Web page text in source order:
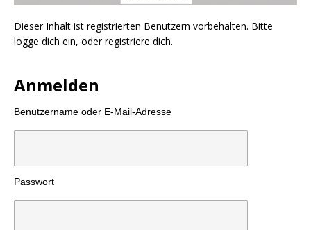
Dieser Inhalt ist registrierten Benutzern vorbehalten. Bitte
logge dich ein, oder registriere dich.
Anmelden
Benutzername oder E-Mail-Adresse
Passwort